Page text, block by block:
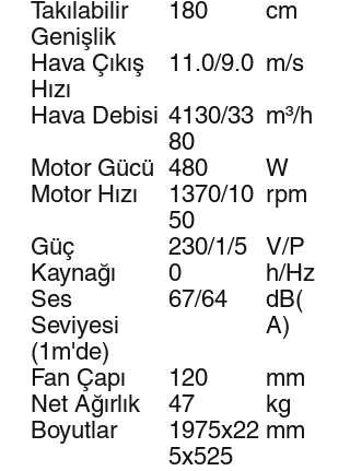
Takılabilir
Genişlik
180
cm
Hava Çıkış
Hızı
11.0/9.0 m/s
Hava Debisi 4130/33
80
m³/h
Motor Gücü 480
W
Motor Hızı
1370/10
50
rpm
Güç
Kaynağı
230/1/5
0
V/P
h/Hz
Ses
Seviyesi
(1m'de)
67/64
dB(
A)
Fan Çapı
120
mm
Net Ağırlık
47
kg
Boyutlar
1975x22
5x525
mm